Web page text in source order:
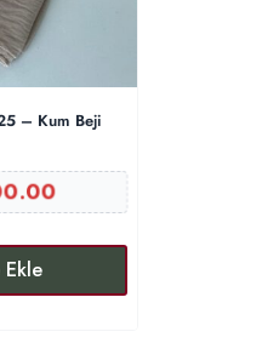
– Kum Beji